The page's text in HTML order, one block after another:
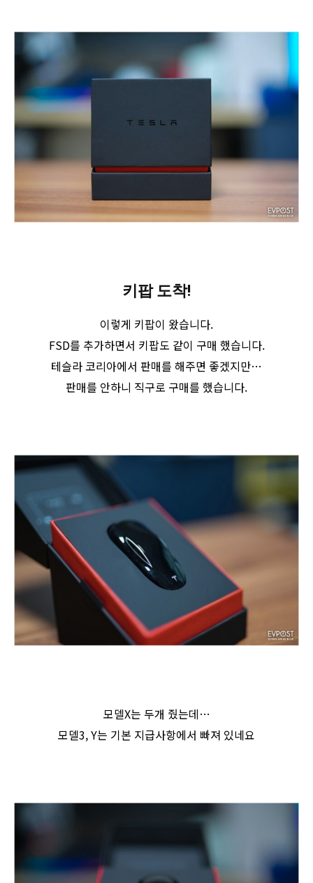
키팝 도착!
이렇게 키팝이 왔습니다.
FSD를 추가하면서 키팝도 같이 구매 했습니다.
테슬라 코리아에서 판매를 해주면 좋겠지만…
판매를 안하니 직구로 구매를 했습니다.
모델X는 두개 줬는데…
모델3, Y는 기본 지급사항에서 빠져 있네요